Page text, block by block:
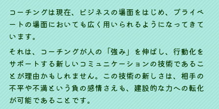
コーチングは現在、ビジネスの場面をはじめ、プライベ
ートの場面においても広く用いられるようになってきて
います。
それは、コーチングが人の「強み」を伸ばし、行動化を
サポートする新しいコミュニケーションの技術であるこ
とが理由かもしれません。この技術の新しさは、相手の
不平や不満という負の感情さえも、建設的な力への転化
が可能であることです。